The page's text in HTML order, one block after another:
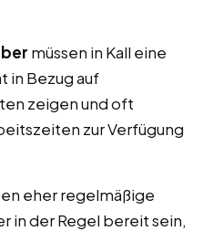
müssen in Kall eine
in Bezug auf
zeigen und oft
zur Verfügung
eher regelmäßige
in der Regel bereit sein,